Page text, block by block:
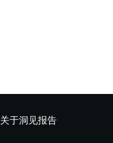
关于洞见报告